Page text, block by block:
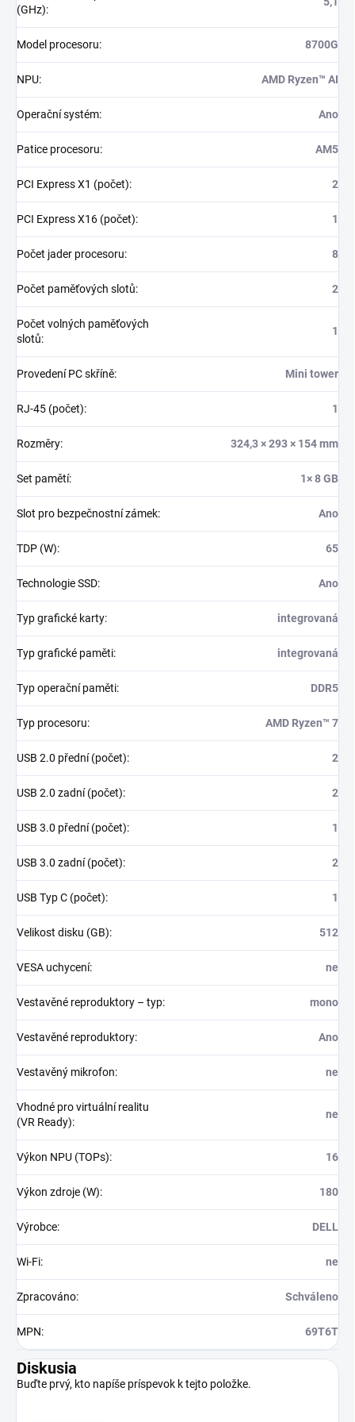
(GHz):
Model procesoru: 8700G
NPU: AMD Ryzen™ AI
Operační systém: Ano
Patice procesoru: AM5
PCI Express X1 (počet): 2
PCI Express X16 (počet): 1
Počet jader procesoru: 8
Počet paměťových slotů: 2
Počet volných paměťových
slotů:
1
Provedení PC skříně: Mini tower
RJ-45 (počet): 1
Rozměry: 324,3 × 293 × 154 mm
Set pamětí: 1× 8 GB
Slot pro bezpečnostní zámek: Ano
TDP (W): 65
Technologie SSD: Ano
Typ grafické karty: integrovaná
Typ grafické paměti: integrovaná
Typ operační paměti: DDR5
Typ procesoru: AMD Ryzen™ 7
USB 2.0 přední (počet): 2
USB 2.0 zadní (počet): 2
USB 3.0 přední (počet): 1
USB 3.0 zadní (počet): 2
USB Typ C (počet): 1
Velikost disku (GB): 512
VESA uchycení: ne
Vestavěné reproduktory – typ: mono
Vestavěné reproduktory: Ano
Vestavěný mikrofon: ne
Vhodné pro virtuální realitu
(VR Ready):
ne
Výkon NPU (TOPs): 16
Výkon zdroje (W): 180
Výrobce: DELL
Wi-Fi: ne
Zpracováno: Schváleno
MPN: 69T6T
Diskusia
Buďte prvý, kto napíše príspevok k tejto položke.